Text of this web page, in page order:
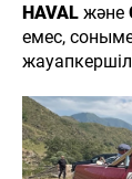
HAVAL және
емес,